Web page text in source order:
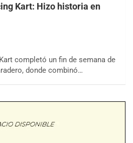
Kart: Hizo historia en
completó un fin de semana de
donde combinó…